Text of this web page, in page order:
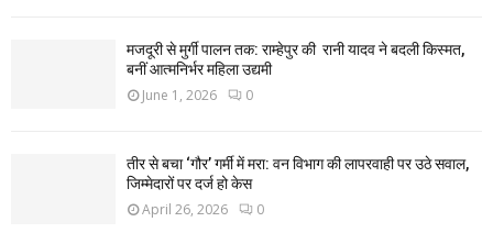
मजदूरी से मुर्गी पालन तक: राम्हेपुर की रानी यादव ने बदली किस्मत,
बनीं आत्मनिर्भर महिला उद्यमी
June 1, 2026 0
तीर से बचा ‘गौर’ गर्मी में मरा: वन विभाग की लापरवाही पर उठे सवाल,
जिम्मेदारों पर दर्ज हो केस
April 26, 2026 0